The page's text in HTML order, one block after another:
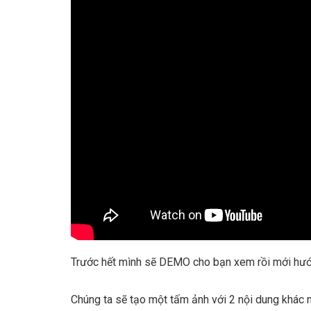
Trước hết mình sẽ DEMO cho bạn xem rồi mới
Chúng ta sẽ tạo một tấm ảnh với 2 nội dung khác